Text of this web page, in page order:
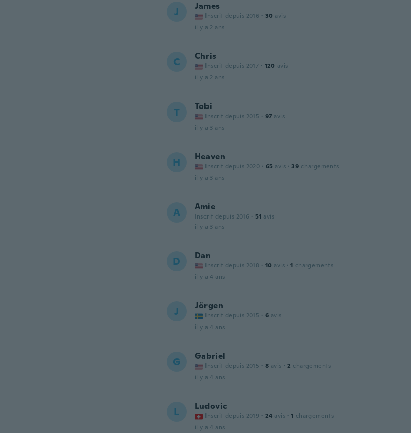
J James
Inscrit depuis 2016 · 30 avis
il y a 2 ans
C Chris
Inscrit depuis 2017 · 120 avis
il y a 2 ans
T Tobi
Inscrit depuis 2015 · 97 avis
il y a 3 ans
H Heaven
Inscrit depuis 2020 · 65 avis · 39 chargements
il y a 3 ans
A Amie
Inscrit depuis 2016 · 51 avis
il y a 3 ans
D Dan
Inscrit depuis 2018 · 10 avis · 1 chargements
il y a 4 ans
J Jörgen
Inscrit depuis 2015 · 6 avis
il y a 4 ans
G Gabriel
Inscrit depuis 2015 · 8 avis · 2 chargements
il y a 4 ans
L Ludovic
Inscrit depuis 2019 · 24 avis · 1 chargements
il y a 4 ans